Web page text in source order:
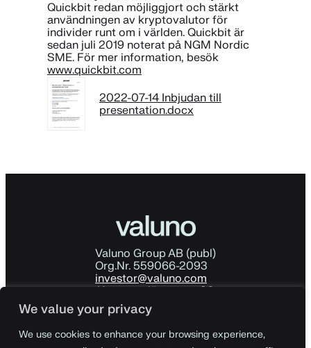
We value your privacy
We use cookies to enhance your browsing experience,
Quickbit redan möjliggjort och stärkt
användningen av kryptovalutor för
individer runt om i världen. Quickbit är
sedan juli 2019 noterat på NGM Nordic
SME. För mer information, besök
www.quickbit.com
2022-07-14 Inbjudan till
presentation.docx
Valuno Group AB (publ)
Org.Nr. 559066-2093
investor@valuno.com
Kommendörsgatan 30
114 48 Stockholm
Sverige
Ladda ner årsredovisningen
För företagskunder